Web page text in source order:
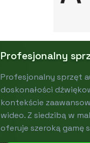
Profesjonalny
Profesjonalny sprzęt
doskonałości
kontekście
wideo. Z siedzibą w
oferuje szeroką gamę